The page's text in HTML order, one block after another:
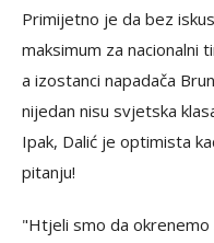
Primijetno je da bez
maksimum za nacionalni
a izostanci napadača
nijedan nisu svjetska
Ipak, Dalić je optimista
pitanju!
"Htjeli smo da